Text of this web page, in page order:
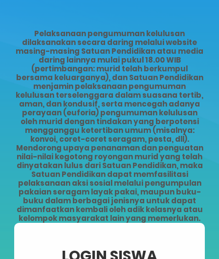
Pelaksanaan pengumuman kelulusan
dilaksanakan secara daring melalui website
masing-masing Satuan Pendidikan atau media
daring lainnya mulai pukul 18.00 WIB
(pertimbangan: murid telah berkumpul
bersama keluarganya), dan Satuan Pendidikan
menjamin pelaksanaan pengumuman
kelulusan terselenggara dalam suasana tertib,
aman, dan kondusif, serta mencegah adanya
perayaan (euforia) pengumuman kelulusan
oleh murid dengan tindakan yang berpotensi
mengganggu ketertiban umum (misalnya:
konvoi, coret-coret seragam, pesta, dll).
Mendorong upaya penanaman dan penguatan
nilai-nilai kegotong royongan murid yang telah
dinyatakan lulus dari Satuan Pendidikan, maka
Satuan Pendidikan dapat memfasilitasi
pelaksanaan aksi sosial melalui pengumpulan
pakaian seragam layak pakai, maupun buku-
buku dalam berbagai jenisnya untuk dapat
dimanfaatkan kembali oleh adik kelasnya atau
kelompok masyarakat lain yang memerlukan.